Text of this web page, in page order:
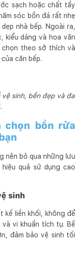
sạch hoặc chất tẩy
sóc bồn đá rất nhẹ
nhà bếp. Ngoài ra,
kiểu dáng và hoa văn
chọn theo sở thích và
căn bếp.
sinh, bền đẹp và đa
bồn rửa
nên bỏ qua những lưu
quả sử dụng cao
sinh
kế liền khối, không để
và vi khuẩn tích tụ. Bề
đảm bảo vệ sinh tối